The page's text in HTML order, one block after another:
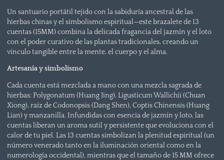
Un santuario portátil tejido con la sabiduría ancestral de las
hierbas chinas y el simbolismo espiritual—este brazalete de 13
cuentas (15MM) combina la delicada fragancia del jazmín y el loto
con el poder curativo de las plantas tradicionales, creando un
vínculo tangible entre la mente, el cuerpo y el alma.
Artesanía y simbolismo
Cada cuenta está mezclada a mano con una mezcla sagrada de
hierbas: Polygonatum (Huang Jing), Ligusticum Wallichii (Chuan
Xiong), raíz de Codonopsis (Dang Shen), Coptis Chinensis (Huang
Lian) y manzanilla. Infundidas con esencia de jazmín y loto, las
cuentas liberan un aroma sutil y persistente que evoluciona con el
calor de tu piel. Las 13 cuentas simbolizan la plenitud espiritual (un
número venerado tanto en la iluminación oriental como en la
numerología occidental), mientras que el tamaño de 15 MM ofrece